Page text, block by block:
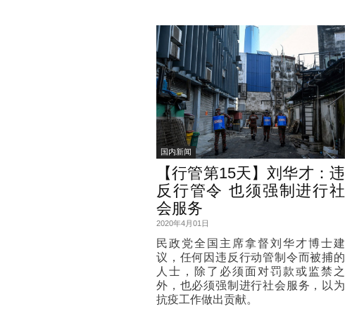
国内新闻
【行管第15天】刘华才：违
反行管令 也须强制进行社
会服务
2020年4月01日
民政党全国主席拿督刘华才博士建
议，任何因违反行动管制令而被捕的
人士，除了必须面对罚款或监禁之
外，也必须强制进行社会服务，以为
抗疫工作做出贡献。